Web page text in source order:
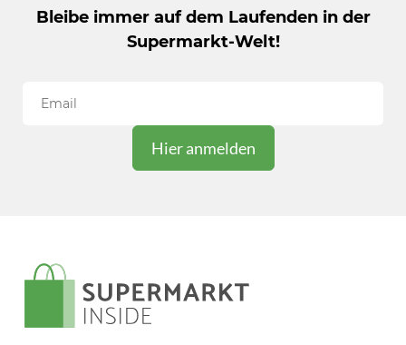
Gruppe zur Cloud-Schaltzentrale wird –
warum der Lebensmittelhandel jetzt das
Gesundheitswesen erobert Der
Bleibe immer auf dem Laufenden in der
Supermarkt-Welt!